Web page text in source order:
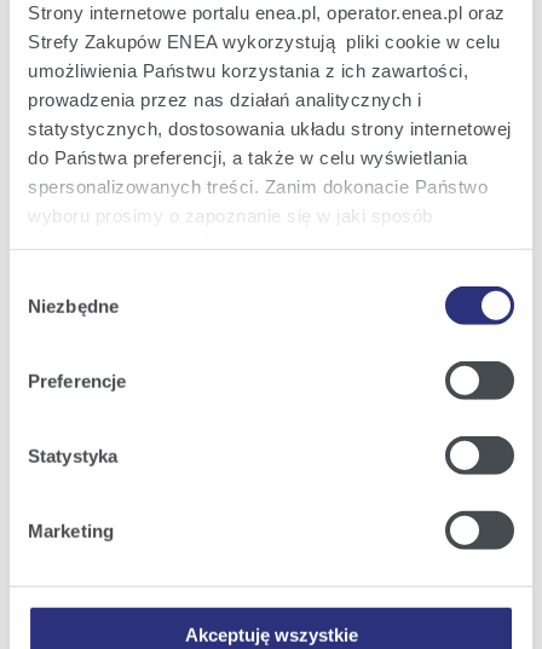
Strony internetowe portalu enea.pl, operator.enea.pl oraz
Strefy Zakupów ENEA wykorzystują pliki cookie w celu
umożliwienia Państwu korzystania z ich zawartości,
prowadzenia przez nas działań analitycznych i
statystycznych, dostosowania układu strony internetowej
do Państwa preferencji, a także w celu wyświetlania
spersonalizowanych treści. Zanim dokonacie Państwo
wyboru prosimy o zapoznanie się w jaki sposób
Szczegółowe informacje na ten temat znajdziecie
Polityce
zgodę na umieszczenie wszystkich rodzajów plików
cookie z których korzystamy, na Państwa urządzeniu.
jakie rodzaje plików cookie będziemy umieszczać w
KlikającOdrzuć wszystkie, odmawiacie Państwo
zgody
Niezbędne
Preferencje
Statystyka
Marketing
Akceptuję wszystkie
Zapisz się
Załączniki
Enea wspiera piłkarzy ręcznych Stali Gorzów 2
(JPG; 9,1
Pobierz